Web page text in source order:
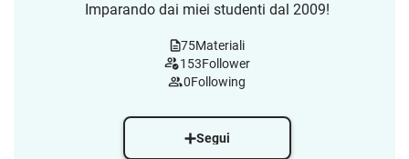
Imparando dai miei studenti dal 2009!
75Materiali
153Follower
0Following
Segui